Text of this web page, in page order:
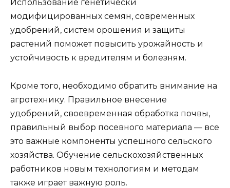
Использование генетически
модифицированных семян, современных
удобрений, систем орошения и защиты
растений поможет повысить урожайность и
устойчивость к вредителям и болезням.
Кроме того, необходимо обратить внимание на
агротехнику. Правильное внесение
удобрений, своевременная обработка почвы,
правильный выбор посевного материала — все
это важные компоненты успешного сельского
хозяйства. Обучение сельскохозяйственных
работников новым технологиям и методам
также играет важную роль.